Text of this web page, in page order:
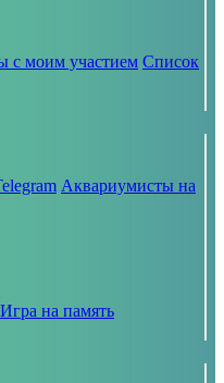
с моим участием Список
Аквариумисты на
Игра на память